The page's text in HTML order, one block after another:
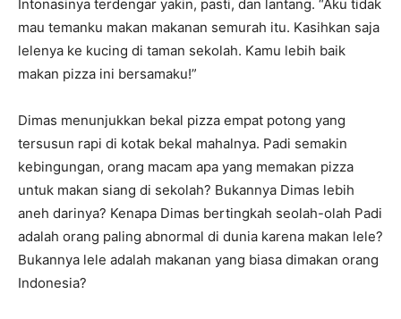
Intonasinya terdengar yakin, pasti, dan lantang. “Aku tidak
mau temanku makan makanan semurah itu. Kasihkan saja
lelenya ke kucing di taman sekolah. Kamu lebih baik
makan pizza ini bersamaku!”
Dimas menunjukkan bekal pizza empat potong yang
tersusun rapi di kotak bekal mahalnya. Padi semakin
kebingungan, orang macam apa yang memakan pizza
untuk makan siang di sekolah? Bukannya Dimas lebih
aneh darinya? Kenapa Dimas bertingkah seolah-olah Padi
adalah orang paling abnormal di dunia karena makan lele?
Bukannya lele adalah makanan yang biasa dimakan orang
Indonesia?